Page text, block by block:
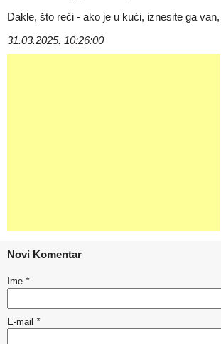
Dakle, što reći - ako je u kući, iznesite ga
31.03.2025. 10:26:00
Novi Komentar
Ime *
E-mail *